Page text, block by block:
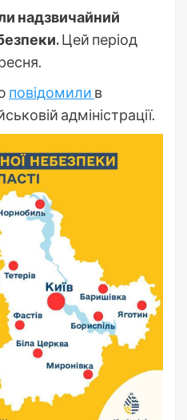
надзвичайний
Цей період
повідомили в
адміністрації.